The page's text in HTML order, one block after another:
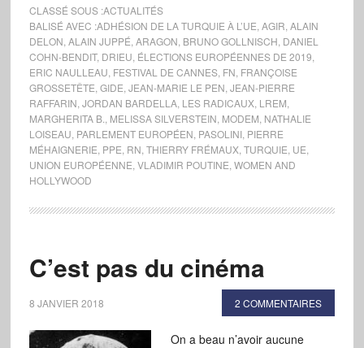
CLASSÉ SOUS :ACTUALITÉS
BALISÉ AVEC :ADHÉSION DE LA TURQUIE À L’UE AGIR ALAIN
DELON ALAIN JUPPÉ ARAGON BRUNO GOLLNISCH DANIEL
COHN-BENDIT, DRIEU ÉLECTIONS EUROPÉENNES DE 2019
ERIC NAULLEAU FESTIVAL DE CANNES, FN FRANÇOISE
GROSSETÊTE GIDE JEAN-MARIE LE PEN JEAN-PIERRE
RAFFARIN JORDAN BARDELLA, LES RADICAUX, LREM
MARGHERITA B. MELISSA SILVERSTEIN MODEM NATHALIE
LOISEAU PARLEMENT EUROPÉEN PASOLINI, PIERRE
MÉHAIGNERIE PPE RN THIERRY FRÉMAUX, TURQUIE UE
UNION EUROPÉENNE VLADIMIR POUTINE WOMEN AND
HOLLYWOOD
C’est pas du cinéma
8 JANVIER 2018 2 COMMENTAIRES
On a beau n’avoir aucune